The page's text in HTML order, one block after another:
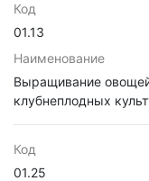
Код
01.13
Наименование
Выращивание
клубнеплодных
Код
01.25